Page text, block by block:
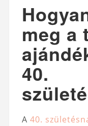
meg a
40.
A 40.